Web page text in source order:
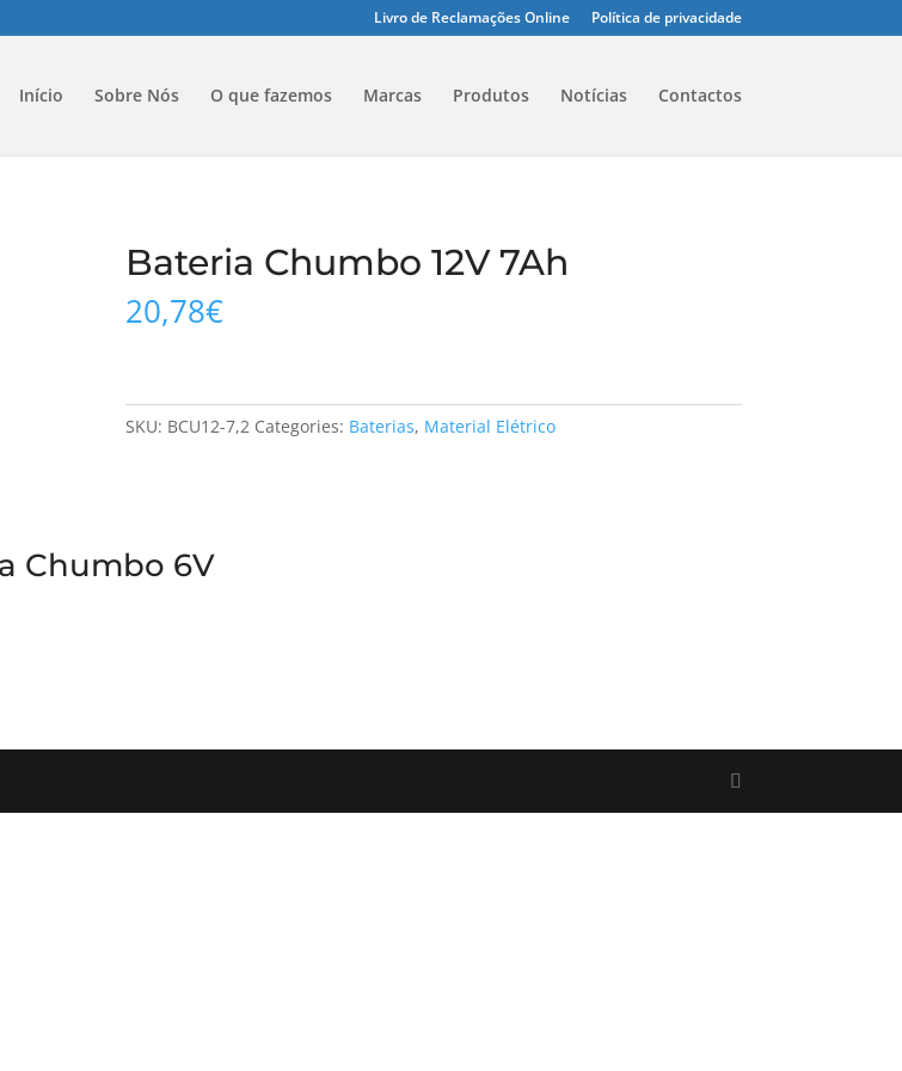
Livro de Reclamações Online Política de privacidade
Início Sobre Nós O que fazemos Marcas Produtos Notícias Contactos
Bateria Chumbo 12V 7Ah
20,78€
SKU: BCU12-7,2 Categories: Baterias, Material Elétrico
Chumbo 6V